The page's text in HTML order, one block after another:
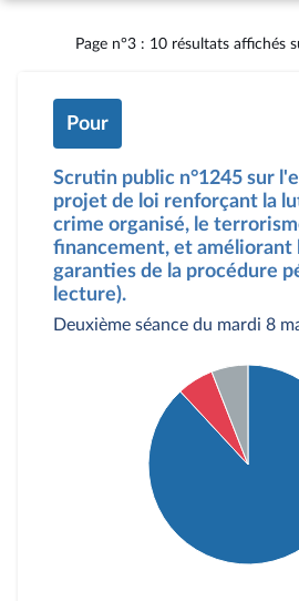
Page n°3 : 10 résultats affichés
Pour
Scrutin public n°1245 sur
projet de loi renforçant la
crime organisé, le
financement, et
garanties de la procédure
lecture).
Deuxième séance du mardi 8